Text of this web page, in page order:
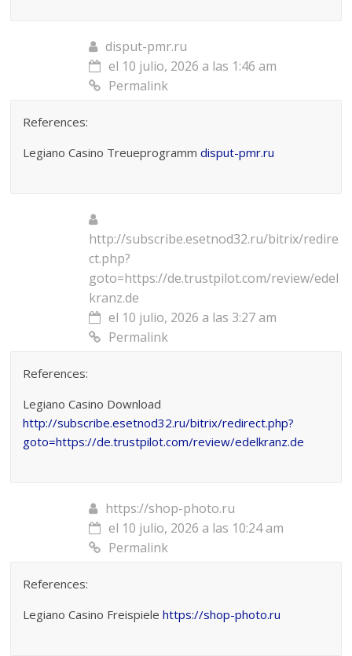
disput-pmr.ru
el 10 julio, 2026 a las 1:46 am
Permalink
References:
Legiano Casino Treueprogrammdisput-pmr.ru
http://subscribe.esetnod32.ru/bitrix/redire
ct.php?
goto=https://de.trustpilot.com/review/edel
kranz.de
el 10 julio, 2026 a las 3:27 am
Permalink
References:
Legiano Casino Download
http://subscribe.esetnod32.ru/bitrix/redirect.php?
goto=https://de.trustpilot.com/review/edelkranz.de
https://shop-photo.ru
el 10 julio, 2026 a las 10:24 am
Permalink
References:
Legiano Casino Freispielehttps://shop-photo.ru